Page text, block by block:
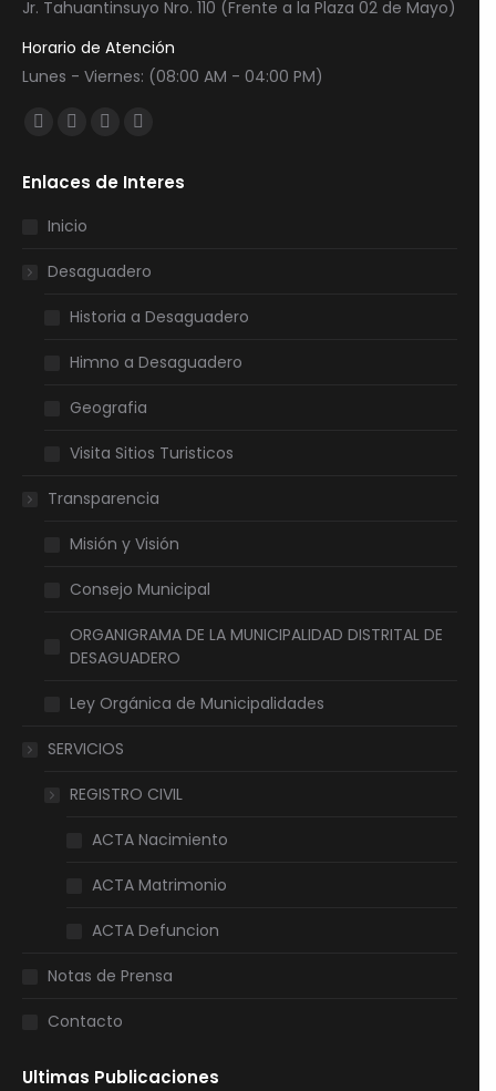
Jr. Tahuantinsuyo Nro. 110 (Frente a la Plaza 02 de Mayo)
Horario de Atención
Lunes - Viernes: (08:00 AM - 04:00 PM)
Encuéntranos en:
Facebook
opens
in
window
Twitter
opens
in
window
YouTube
opens
window
Instagram
opens
window
Enlaces de Interes
Inicio
Desaguadero
Historia a Desaguadero
Himno a Desaguadero
Geografia
Visita Sitios Turisticos
Transparencia
Misión y Visión
Consejo Municipal
ORGANIGRAMA DE LA MUNICIPALIDAD DISTRITAL DE
DESAGUADERO
Ley Orgánica de Municipalidades
SERVICIOS
REGISTRO CIVIL
ACTA Nacimiento
ACTA Matrimonio
ACTA Defuncion
Notas de Prensa
Contacto
Ultimas Publicaciones